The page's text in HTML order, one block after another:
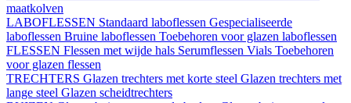
maatkolven
LABOFLESSEN Standaard laboflessen Gespecialiseerde
laboflessen Bruine laboflessen Toebehoren voor glazen laboflessen
FLESSEN Flessen met wijde hals Serumflessen Vials Toebehoren
voor glazen flessen
TRECHTERS Glazen trechters met korte steel Glazen trechters met
lange steel Glazen scheidtrechters